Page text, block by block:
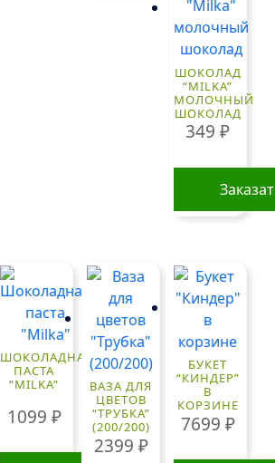
ШОКОЛАД
“MILKA”
МОЛОЧНЫЙ
ШОКОЛАД
349₽
ШОКОЛАДНАЯ
ПАСТА
“MILKA”
1099 ₽
ВАЗА ДЛЯ
ЦВЕТОВ
“ТРУБКА”
(200/200)
2399 ₽
БУКЕТ
“КИНДЕР”
В
КОРЗИНЕ
7699 ₽